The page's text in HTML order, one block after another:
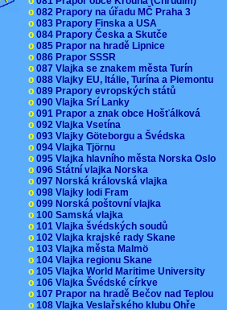
o 082 Prapory na úřadu MČ Praha 3
o 083 Prapory Finska a USA
o 084 Prapory Česka a Skutče
o 085 Prapor na hradě Lipnice
o 086 Prapor SSSR
o 087 Vlajka se znakem města Turín
o 088 Vlajky EU, Itálie, Turína a Piemontu
o 089 Prapory evropských států
o 090 Vlajka Srí Lanky
o 091 Prapor a znak obce Hošťálková
o 092 Vlajka Vsetína
o 093 Vlajky Göteborgu a Švédska
o 094 Vlajka Tjörnu
o 095 Vlajka hlavního města Norska Oslo
o 096 Státní vlajka Norska
o 097 Norská královská vlajka
o 098 Vlajky lodi Fram
o 099 Norská poštovní vlajka
o 100 Samská vlajka
o 101 Vlajka švédských soudů
o 102 Vlajka krajské rady Skane
o 103 Vlajka města Malmö
o 104 Vlajka regionu Skane
o 105 Vlajka World Maritime University
o 106 Vlajka Švédské církve
o 107 Prapor na hradě Bečov nad Teplou
o 108 Vlajka Veslařského klubu Ohře